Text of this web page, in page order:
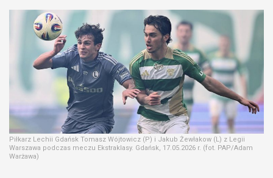
Piłkarz Lechii Gdańsk Tomasz Wójtowicz (P) i Jakub Żewłakow (L) z Legii
Warszawa podczas meczu Ekstraklasy. Gdańsk, 17.05.2026 r. (fot. PAP/Adam
Warżawa)